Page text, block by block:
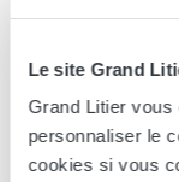
Le site Grand
Grand Litier
personnaliser le
cookies si vous
Nos conseillers
en lieux de vente
technologie, le